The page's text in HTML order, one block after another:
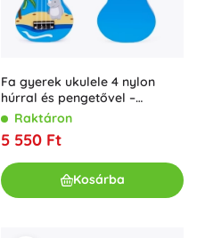
Fa gyerek ukulele 4 nylon
húrral és pengetővel –
ECOTOYS
Raktáron
5 550 Ft
Kosárba